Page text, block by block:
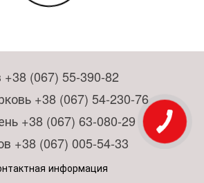
+38 (067) 55-390-82
+38 (067) 54-230-76
+38 (067) 63-080-29
+38 (067) 005-54-33
информация